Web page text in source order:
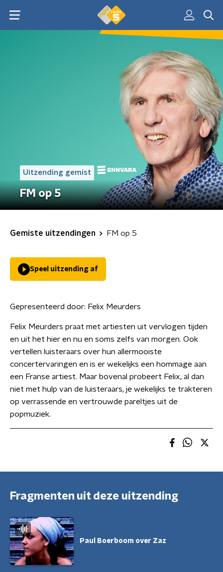
Uitzending gemist
FM op 5
Gemiste uitzendingen FM op 5
Speel uitzending af
Gepresenteerd door: Felix Meurders
Felix Meurders praat met artiesten uit vervlogen tijden
en uit het hier en nu en soms zelfs van morgen. Ook
vertellen luisteraars over hun allermooiste
concertervaringen en is er wekelijks een hommage aan
een Franse artiest. Maar bovenal probeert Felix, al dan
niet met hulp van de luisteraars, je wekelijks te trakteren
op verrassende en vertrouwde pareltjes uit de
popmuziek.
Fragmenten uit deze uitzending
Paul Boerboom over Zaz